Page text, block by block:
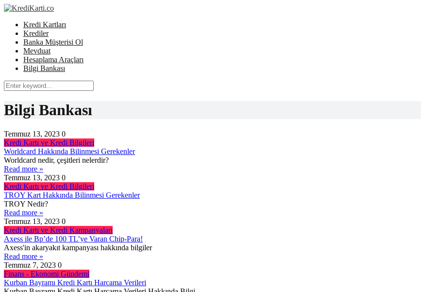
Kredi Kartları
Krediler
Banka Müşterisi Ol
Mevduat
Hesaplama Araçları
Bilgi Bankası
Bilgi Bankası
Temmuz 13, 2023 0
Kredi Kartı ve Kredi Bilgileri
Worldcard Hakkında Bilinmesi Gerekenler
Worldcard nedir, çeşitleri nelerdir?
Read more »
Temmuz 13, 2023 0
Kredi Kartı ve Kredi Bilgileri
TROY Kart Hakkında Bilinmesi Gerekenler
TROY Nedir?
Read more »
Temmuz 13, 2023 0
Kredi Kartı ve Kredi Kampanyaları
Axess ile Bp’de 100 TL’ye Varan Chip-Para!
Axess'in akaryakıt kampanyası hakkında bilgiler
Read more »
Temmuz 7, 2023 0
Finans - Ekonomi Gündemi
Kurban Bayramı Kredi Kartı Harcama Verileri